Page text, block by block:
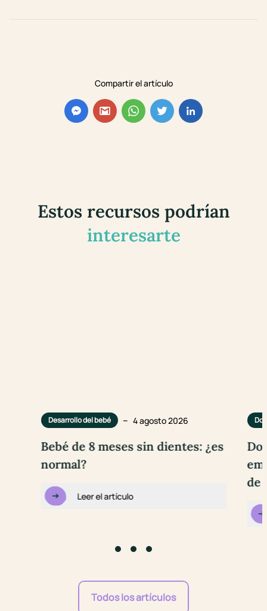
Compartir el artículo
Estos recursos podrían
interesarte
Desarrollo del bebé – 4 agosto 2026
Bebé de 8 meses sin dientes: ¿es
normal?
Leer el artículo
de
Todos los artículos